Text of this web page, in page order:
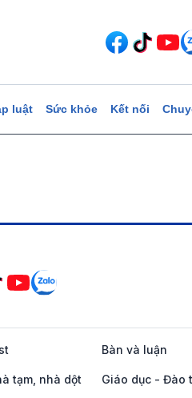
luật Sức khỏe Kết nối
Bàn và luận
tạm, nhà dột
Giáo dục - Đào